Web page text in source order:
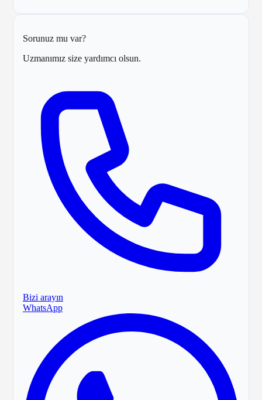
Sorunuz mu var?
Uzmanımız size yardımcı olsun.
Bizi arayın
WhatsApp